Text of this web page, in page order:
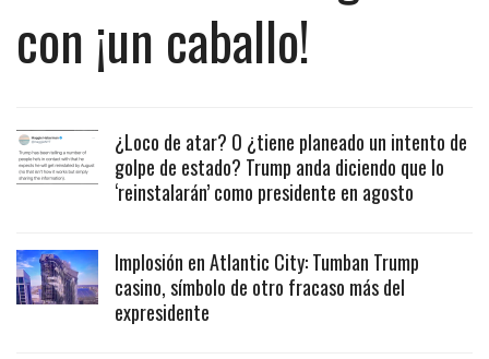
con ¡un caballo!
¿Loco de atar? O ¿tiene planeado un intento de
golpe de estado? Trump anda diciendo que lo
‘reinstalarán’ como presidente en agosto
Implosión en Atlantic City: Tumban Trump
casino, símbolo de otro fracaso más del
expresidente